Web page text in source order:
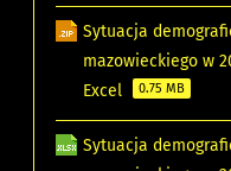
Sytuacja
mazowieckiego w
Excel
0.75 MB
Sytuacja